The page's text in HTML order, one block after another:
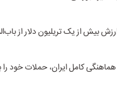
کامل ایران، حملات خود